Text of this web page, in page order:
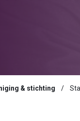
& stichting